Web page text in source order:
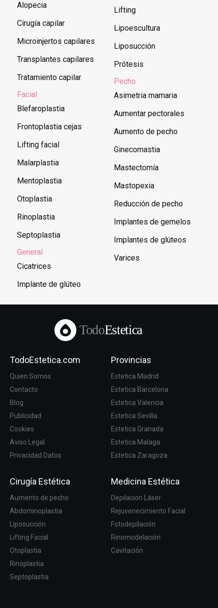
Alopecia
Cirugía capilar
Microinjertos capilares
Transplantes capilares
Tratamiento capilar
Facial
Blefaroplastia
Frontoplastia cejas
Lifting facial
Malarplastia
Mentoplastia
Otoplastia
Rinoplastia
Septoplastia
General
Cicatrices
Implante de glúteo
Lifting
Lipoescultura
Liposucción
Prótesis
Pecho
Asimetria mamaria
Aumentar pectorales
Aumento de pecho
Ginecomastia
Mastectomía
Mastopexia
Reducción de pecho
Implantes de gemelos
Implantes de glúteos
Varices
TodoEstetica
TodoEstetica.com
Quien Somos
Contacto
Blog
Publicidad
Cookies
Aviso Legal
Privacidad Datos
Provincias
Estetica Madrid
Estetica Barcelona
Estetica Valencia
Estetica Sevilla
Estetica Granada
Estetica Malaga
Estetica Zaragoza
Cirugía Estética
Aumento de pecho
Abdominoplastia
Liposucción
Lifting Facial
Otoplastia
Rinoplastia
Septoplastia
Medicina Estética
Depilacion Láser
Rejuvenecimiento Facial
Fotodepilación
Rinomodelación
Cavitación